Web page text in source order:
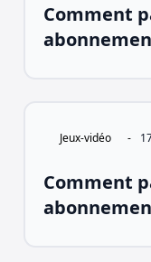
Comment
Jeux-vidéo -
Comment